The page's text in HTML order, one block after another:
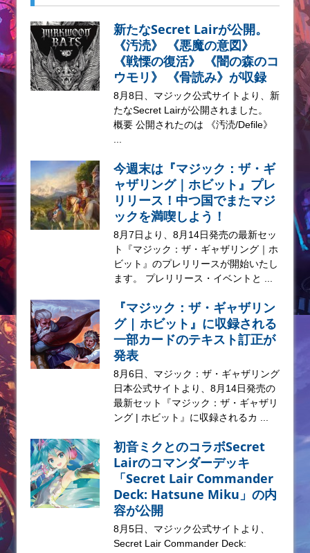
新たなSecret Lairが公開。
《汚涜》 《悪魔の意図》
《戦慄の復活》 《闇の森のコ
ウモリ》 《骨読み》が収録
8月8日、マジック公式サイトより、新
たなSecret Lairが公開されました。
概要 公開されたのは 《汚涜/Defile》
...
今週末は『マジック：ザ・ギ
ャザリング｜ホビット』プレ
リリース！中つ国でまたマジ
ックを満喫しよう！
8月7日より、8月14日発売の最新セッ
ト『マジック：ザ・ギャザリング｜ホ
ビット』のプレリリースが開始いたし
ます。 プレリリース・イベントと ...
『マジック：ザ・ギャザリン
グ | ホビット』に収録される
一部カードのテキスト訂正が
発表
8月6日、マジック：ザ・ギャザリング
日本公式サイトより、8月14日発売の
最新セット『マジック：ザ・ギャザリ
ング | ホビット』に収録されるカ ...
初音ミクとのコラボSecret
Lairのコマンダーデッキ
「Secret Lair Commander
Deck: Hatsune Miku」の内
容が公開
8月5日、マジック公式サイトより、
Secret Lair Commander Deck: